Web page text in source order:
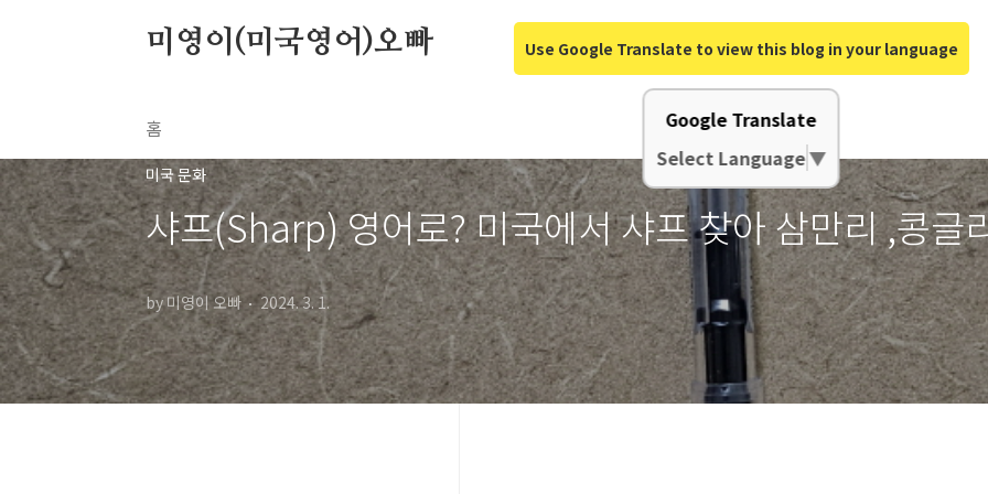
Use Google Translate to view this blog in your language
Google Translate
Select Language▼
미영이(미국영어)오빠
홈
미국 문화
샤프(Sharp) 영어로? 미국에서 샤프 찾아 삼만리 ,콩글
by 미영이 오빠 2024. 3. 1.